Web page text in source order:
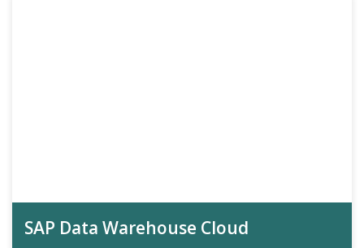
SAP Data Warehouse Cloud